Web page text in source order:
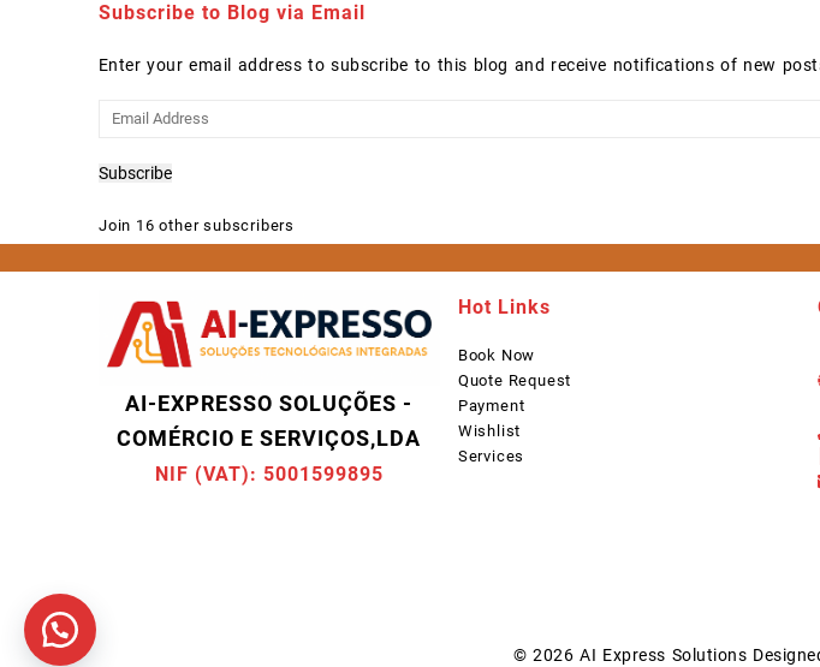
Subscribe to Blog via Email
Enter your email address to subscribe to this blog and receive notifications of new
Email
Subscribe
Join 16 other subscribers
AI-EXPRESSO SOLUÇÕES -
COMÉRCIO E SERVIÇOS,LDA
NIF (VAT): 5001599895
Hot Links
Book Now
Quote Request
Payment
Wishlist
Services
© 2026AI Express Solutions